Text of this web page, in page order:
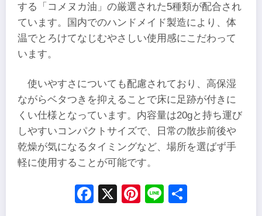
する「コメヌカ油」の厳選された5種類が配合され
ています。国内でのハンドメイド製造により、体
温でとろけてなじむやさしい使用感にこだわって
います。
使いやすさについても配慮されており、高保湿
ながらベタつきを抑えることで床に足跡が付きに
くい仕様となっています。内容量は20gと持ち運び
しやすいコンパクトサイズで、日常の散歩前後や
乾燥が気になるタイミングなど、場所を選ばず手
軽に使用することが可能です。
Facebook
X Pinterest
Line